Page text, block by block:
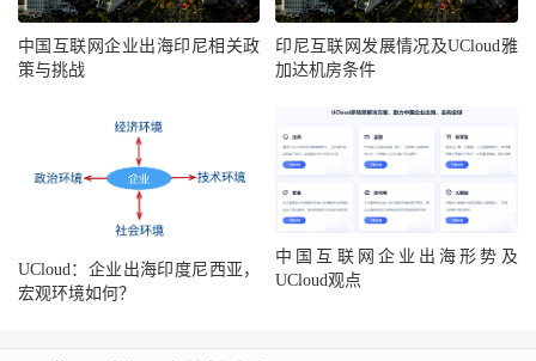
中国互联网企业出海印尼相关政
策与挑战
印尼互联网发展情况及UCloud雅
加达机房条件
UCloud：企业出海印度尼西亚，
宏观环境如何？
中国互联网企业出海形势及
UCloud观点